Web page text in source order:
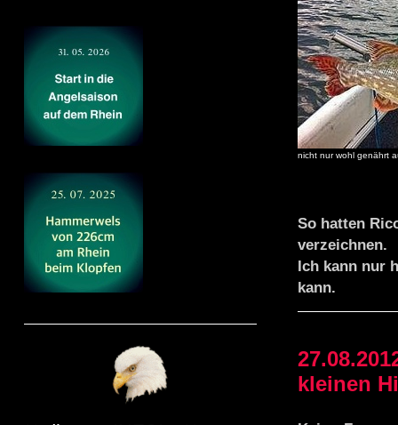
nicht nur wohl genährt
So hatten
verzeichnen.
Ich kann nur
kann.
kleinen